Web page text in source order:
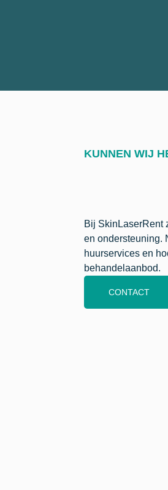
KUNNEN WIJ
Bij SkinLaserRent
en ondersteuning.
huurservices en
behandelaanbod.
CONTACT